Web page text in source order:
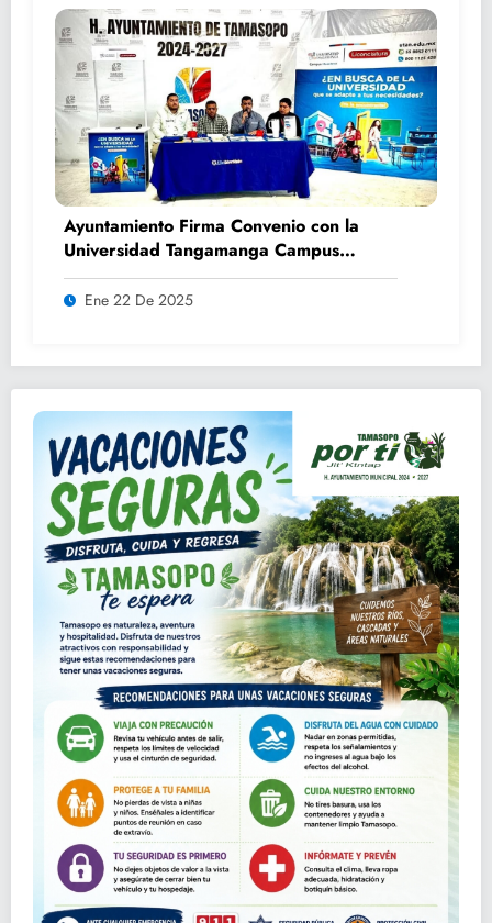
Ayuntamiento Firma Convenio con la
Universidad Tangamanga Campus
Huasteca
Ene 22 De 2025